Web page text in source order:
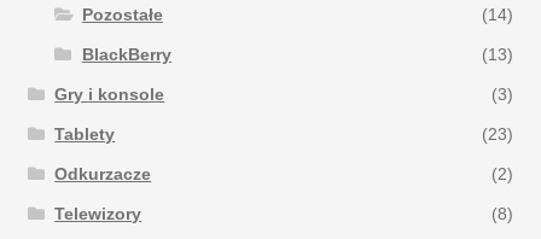
Pozostałe (14)
BlackBerry (13)
Gry i konsole (3)
Tablety (23)
Odkurzacze (2)
Telewizory (8)